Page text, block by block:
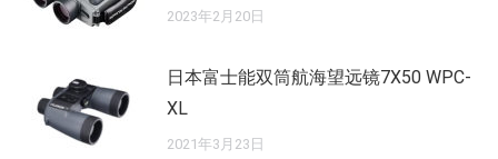
2023年2月20日
日本富士能双筒航海望远镜7X50 WPC-
XL
2021年3月23日